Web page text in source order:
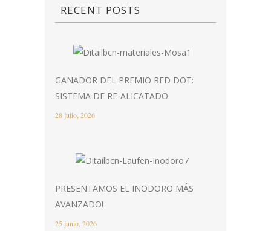
RECENT POSTS
GANADOR DEL PREMIO RED DOT:
SISTEMA DE RE-ALICATADO.
28 julio, 2026
PRESENTAMOS EL INODORO MÁS
AVANZADO!
25 junio, 2026